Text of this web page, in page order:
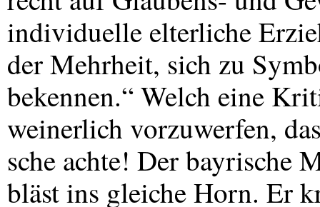
individuelle elterliche
der Mehrheit, sich zu
bekennen.“ Welch eine
weinerlich vorzuwerfen,
sche achte! Der bayrische
bläst ins gleiche Horn. Er